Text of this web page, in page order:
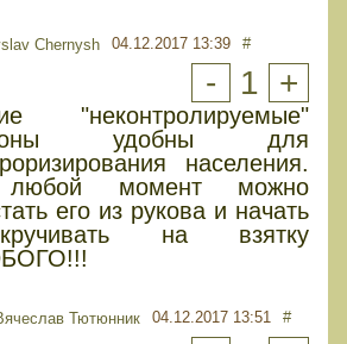
Chernysh 04.12.2017 13:39 #
- 1 +
"неконтролируемые"
удобны для
населения.
момент можно
его из рукова и начать
на взятку
Тютюнник 04.12.2017 13:51 #